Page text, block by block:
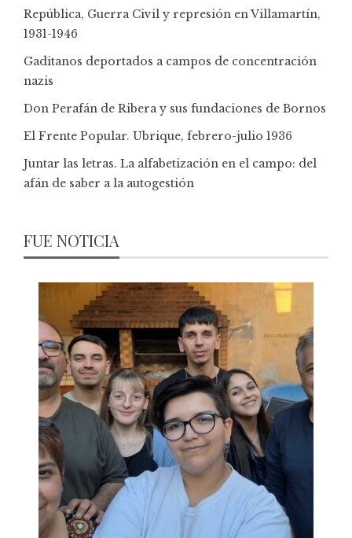
República, Guerra Civil y represión en Villamartín,
1931-1946
Gaditanos deportados a campos de concentración
nazis
Don Perafán de Ribera y sus fundaciones de Bornos
El Frente Popular. Ubrique, febrero-julio 1936
Juntar las letras. La alfabetización en el campo: del
afán de saber a la autogestión
FUE NOTICIA